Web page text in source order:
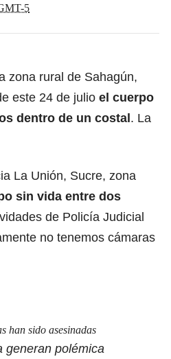
5
zona rural de Sahagún,
este 24 de julio el cuerpo
dentro de un costal . La
La Unión, Sucre, zona
sin vida entre dos
de Policía Judicial
no tenemos cámaras
han sido asesinadas
generan polémica